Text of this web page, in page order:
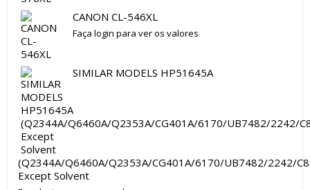
CANON CL-546XL
Faça login para ver os valores
SIMILAR MODELS HP51645A
(Q2344A/Q6460A/Q2353A/CG401A/6170/UB7482/2242/
Except Solvent